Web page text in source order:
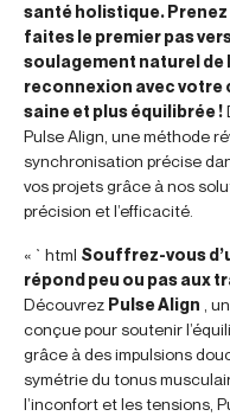
santé holistique.
faites le premier pas
soulagement naturel
reconnexion avec votre
saine et plus équilibrée !
Pulse Align, une méthode
synchronisation précise
vos projets grâce à nos
précision et l’efficacité.
« `html Souffrez-vous
répond peu ou pas aux
Découvrez Pulse Align ,
conçue pour soutenir
grâce à des impulsions
symétrie du tonus
l’inconfort et les tensions,